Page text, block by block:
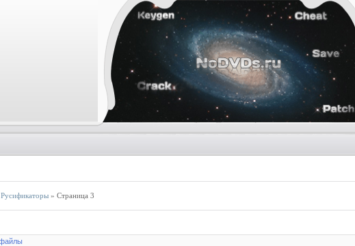
Русификаторы » Страница 3